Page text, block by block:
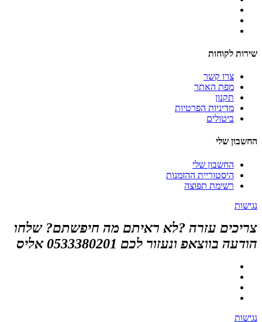
שירות לקוחות
צרו קשר
מפת האתר
תקנון
מדיניות הפרטיות
ביטולים
החשבון שלי
החשבון שלי
היסטוריית ההזמנות
רשימת תפוצה
נגישות
צריכים עזרה ?לא ראיתם מה חיפשתם? שלחו
הודעה בווצאפ ונעזור לכם 0533380201 אליס
נגישות